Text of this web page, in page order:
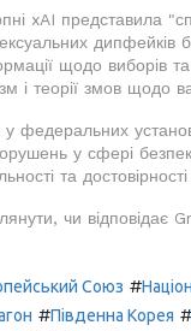
xAI
дипфейків
щодо виборів
і теорії змов щодо
федеральних
у сфері
та
чи відповідає
Союз #
#Південна Корея #